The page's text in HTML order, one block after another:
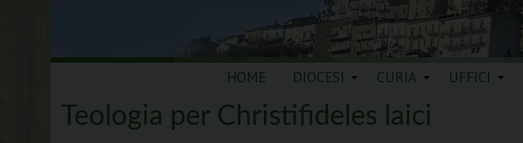
content
HOME DIOCESI CURIA UFFICI
Teologia per Christifideles laici